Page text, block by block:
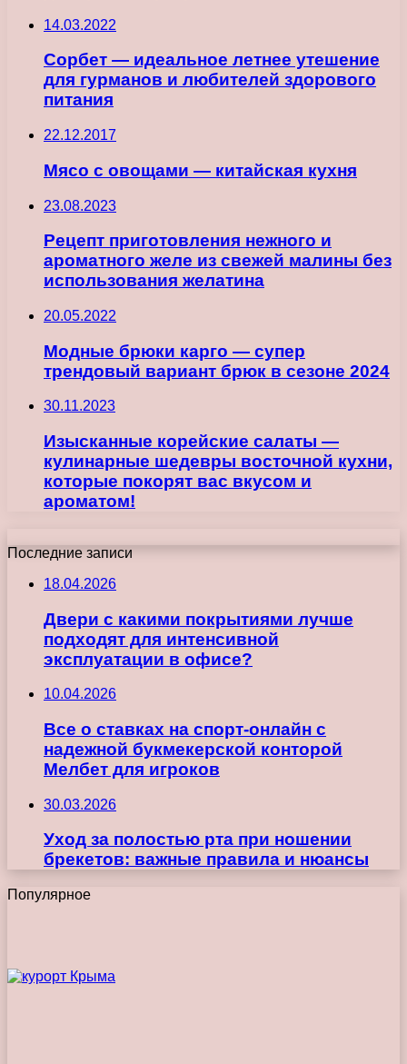
14.03.2022
Сорбет — идеальное летнее утешение
для гурманов и любителей здорового
питания
22.12.2017
Мясо с овощами — китайская кухня
23.08.2023
Рецепт приготовления нежного и
ароматного желе из свежей малины без
использования желатина
20.05.2022
Модные брюки карго — супер
трендовый вариант брюк в сезоне 2024
30.11.2023
Изысканные корейские салаты —
кулинарные шедевры восточной кухни,
которые покорят вас вкусом и
ароматом!
Последние записи
18.04.2026
Двери с какими покрытиями лучше
подходят для интенсивной
эксплуатации в офисе?
10.04.2026
Все о ставках на спорт-онлайн с
надежной букмекерской конторой
Мелбет для игроков
30.03.2026
Уход за полостью рта при ношении
брекетов: важные правила и нюансы
Популярное